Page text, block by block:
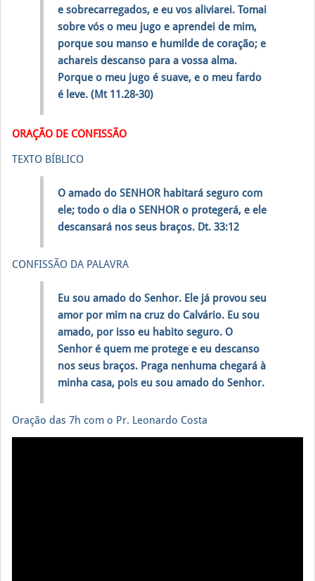
e sobrecarregados, e eu vos aliviarei. Tomai
sobre vós o meu jugo e aprendei de mim,
porque sou manso e humilde de coração; e
achareis descanso para a vossa alma.
Porque o meu jugo é suave, e o meu fardo
é leve. (Mt 11.28-30)
ORAÇÃO DE CONFISSÃO
TEXTO BÍBLICO
O amado do SENHOR habitará seguro com
ele; todo o dia o SENHOR o protegerá, e ele
descansará nos seus braços. Dt. 33:12
CONFISSÃO DA PALAVRA
Eu sou amado do Senhor. Ele já provou seu
amor por mim na cruz do Calvário. Eu sou
amado, por isso eu habito seguro. O
Senhor é quem me protege e eu descanso
nos seus braços. Praga nenhuma chegará à
minha casa, pois eu sou amado do Senhor.
Oração das 7h com o Pr. Leonardo Costa